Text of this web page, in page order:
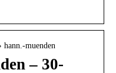
hann.-muenden
– 30-